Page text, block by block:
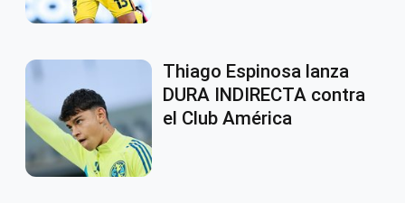
Thiago Espinosa lanza
DURA INDIRECTA contra
el Club América